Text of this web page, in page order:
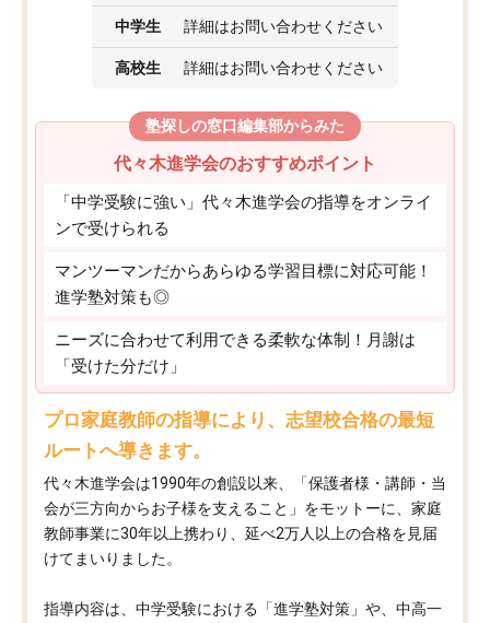
中学生 詳細はお問い合わせください
高校生 詳細はお問い合わせください
塾探しの窓口編集部からみた
代々木進学会のおすすめポイント
「中学受験に強い」代々木進学会の指導をオンライ
ンで受けられる
マンツーマンだからあらゆる学習目標に対応可能！
進学塾対策も◎
ニーズに合わせて利用できる柔軟な体制！月謝は
「受けた分だけ」
プロ家庭教師の指導により、志望校合格の最短
ルートへ導きます。
代々木進学会は1990年の創設以来、「保護者様・講師・当
会が三方向からお子様を支えること」をモットーに、家庭
教師事業に30年以上携わり、延べ2万人以上の合格を見届
けてまいりました。
指導内容は、中学受験における「進学塾対策」や、中高一